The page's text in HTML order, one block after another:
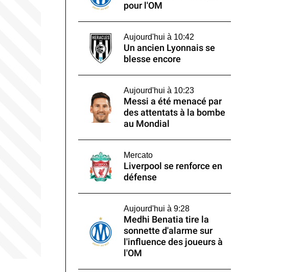
pour l'OM
Aujourd'hui à 10:42
Un ancien Lyonnais se
blesse encore
Aujourd'hui à 10:23
Messi a été menacé par
des attentats à la bombe
au Mondial
Mercato
Liverpool se renforce en
défense
Aujourd'hui à 9:28
Medhi Benatia tire la
sonnette d'alarme sur
l'influence des joueurs à
l'OM